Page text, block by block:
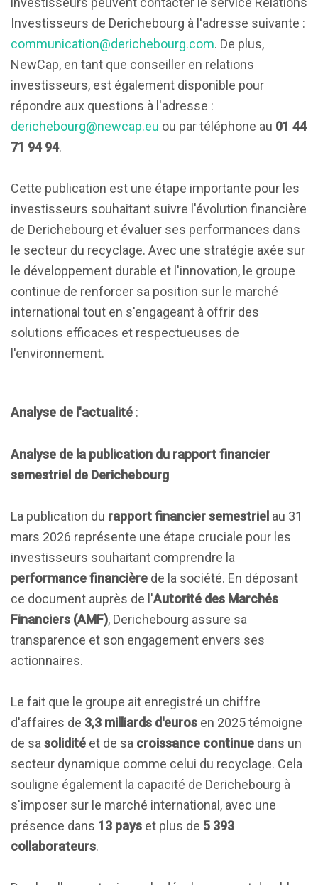
Investisseurs de Derichebourg à l'adresse suivante :
communication@derichebourg.com. De plus,
NewCap, en tant que conseiller en relations
investisseurs, est également disponible pour
répondre aux questions à l'adresse :
derichebourg@newcap.eu ou par téléphone au 01 44
71 94 94.
Cette publication est une étape importante pour les
investisseurs souhaitant suivre l'évolution financière
de Derichebourg et évaluer ses performances dans
le secteur du recyclage. Avec une stratégie axée sur
le développement durable et l'innovation, le groupe
continue de renforcer sa position sur le marché
international tout en s'engageant à offrir des
solutions efficaces et respectueuses de
l'environnement.
Analyse de l'actualité :
Analyse de la publication du rapport financier
semestriel de Derichebourg
La publication du rapport financier semestriel au 31
mars 2026 représente une étape cruciale pour les
investisseurs souhaitant comprendre la
performance financière de la société. En déposant
ce document auprès de l'Autorité des Marchés
Financiers (AMF), Derichebourg assure sa
transparence et son engagement envers ses
actionnaires.
Le fait que le groupe ait enregistré un chiffre
d'affaires de 3,3 milliards d'euros en 2025 témoigne
de sa solidité et de sa croissance continue dans un
secteur dynamique comme celui du recyclage. Cela
souligne également la capacité de Derichebourg à
s'imposer sur le marché international, avec une
présence dans 13 pays et plus de 5 393
collaborateurs.